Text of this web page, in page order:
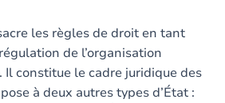
les règles de droit en tant
de l’organisation
Il constitue le cadre juridique des
à deux autres types d’État :